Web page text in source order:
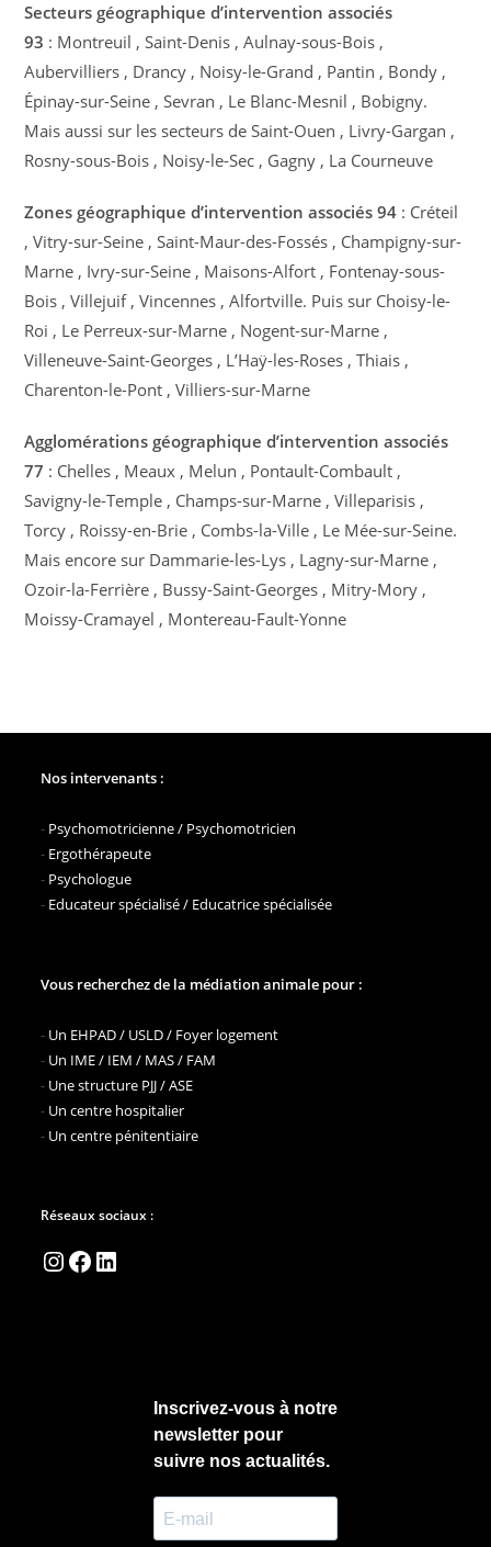
Secteurs géographique d’intervention associés
93 : Montreuil , Saint-Denis , Aulnay-sous-Bois ,
Aubervilliers , Drancy , Noisy-le-Grand , Pantin , Bondy ,
Épinay-sur-Seine , Sevran , Le Blanc-Mesnil , Bobigny.
Mais aussi sur les secteurs de Saint-Ouen , Livry-Gargan ,
Rosny-sous-Bois , Noisy-le-Sec , Gagny , La Courneuve
Zones géographique d’intervention associés 94 : Créteil
, Vitry-sur-Seine , Saint-Maur-des-Fossés , Champigny-sur-
Marne , Ivry-sur-Seine , Maisons-Alfort , Fontenay-sous-
Bois , Villejuif , Vincennes , Alfortville. Puis sur Choisy-le-
Roi , Le Perreux-sur-Marne , Nogent-sur-Marne ,
Villeneuve-Saint-Georges , L’Haÿ-les-Roses , Thiais ,
Charenton-le-Pont , Villiers-sur-Marne
Agglomérations géographique d’intervention associés
77 : Chelles , Meaux , Melun , Pontault-Combault ,
Savigny-le-Temple , Champs-sur-Marne , Villeparisis ,
Torcy , Roissy-en-Brie , Combs-la-Ville , Le Mée-sur-Seine.
Mais encore sur Dammarie-les-Lys , Lagny-sur-Marne ,
Ozoir-la-Ferrière , Bussy-Saint-Georges , Mitry-Mory ,
Moissy-Cramayel , Montereau-Fault-Yonne
Nos intervenants :
- Psychomotricienne / Psychomotricien
- Ergothérapeute
- Psychologue
- Educateur spécialisé / Educatrice spécialisée
Vous recherchez de la médiation animale pour :
- Un EHPAD / USLD / Foyer logement
- Un IME / IEM / MAS / FAM
- Une structure PJJ / ASE
- Un centre hospitalier
- Un centre pénitentiaire
Réseaux sociaux :
Instagram
Facebook
LinkedIn